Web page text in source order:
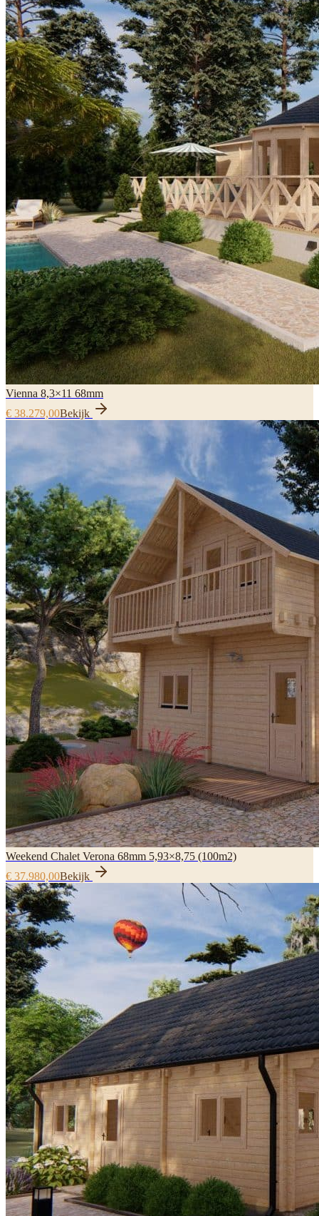
Vienna 8,3×11 68mm
€ 38.279,00Bekijk
Weekend Chalet Verona 68mm 5,93×8,75 (100m2)
€ 37.980,00Bekijk